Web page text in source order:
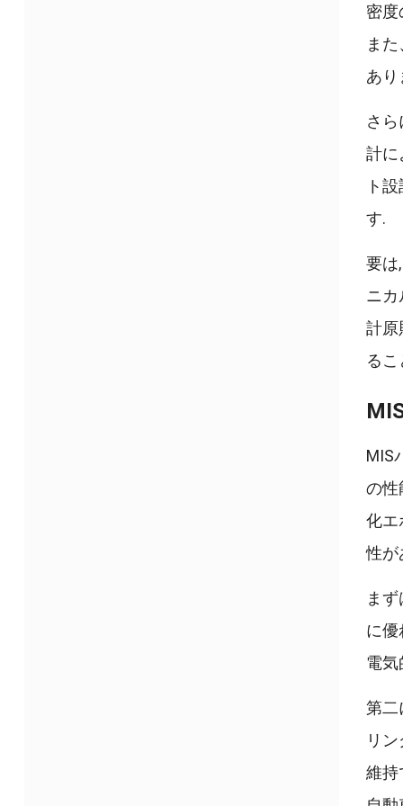
密度
ま
あり
さ
計に
ト
す.
要は
ニカ
計原
る
MIS
の性
化エ
性が
ま
に優
電気
第二
リ
維持